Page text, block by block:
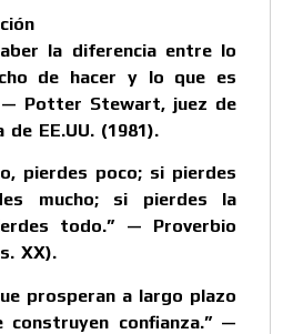
la diferencia entre lo
de hacer y lo que es
— Potter Stewart, juez de
EE.UU. (1981).
pierdes poco; si pierdes
mucho; si pierdes la
todo.” — Proverbio
XX).
prosperan a largo plazo
construyen confianza.” —